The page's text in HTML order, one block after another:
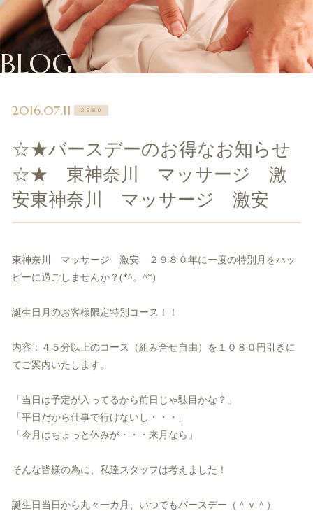
BLOG
2016.07.11 ２９８０
☆★バースデーのお得なお知らせ
☆★ 東神奈川 マッサージ 激
安東神奈川 マッサージ 激安
東神奈川 マッサージ 激安 ２９８０年に一度の特別月をハッ
ピーに過ごしませんか？(*^。^*)
誕生日月のお客様限定特別コース！！
内容：４５分以上のコース（組み合せ自由） を１０８０円引きに
てご案内いたします。
「当日は予定が入ってるから前日じゃ駄目かな？」
「平日だから仕事で行けないし・・・」
「今月はちょっと休みが・・・来月なら」
そんな皆様の為に、私達スタッフは考えました！
誕生日当日から丸々一カ月、いつでもバースデー（＾ｖ＾）